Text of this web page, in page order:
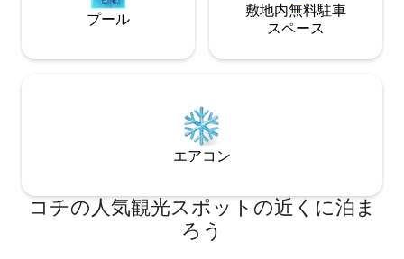
プール
敷地内無料駐⁠車
ス⁠ペ⁠ー⁠ス
エアコン
コチの人気観光スポットの近くに泊ま
ろう